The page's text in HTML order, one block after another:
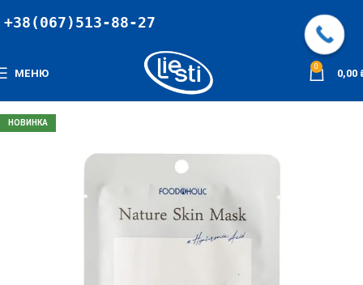
+38(067)513-88-27
МЕНЮ
0
0,00
НОВИНКА